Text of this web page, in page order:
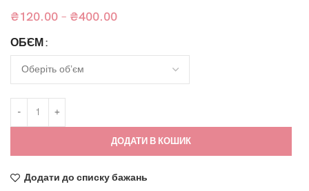
₴120.00 – ₴400.00
ОБ`ЄМ
ДОДАТИ В КОШИК
Додати до списку бажань